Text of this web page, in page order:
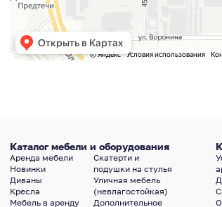
Каталог мебели и оборудования
Аренда мебели
Новинки
Диваны
Кресла
Мебель в аренду
Скатерти и
подушки на стулья
Уличная мебель
(невлагостойкая)
Дополнительное